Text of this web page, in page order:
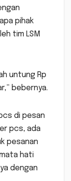
pihak
tim LSM
untung Rp
bebernya.
di pesan
pcs, ada
pesanan
hati
dengan